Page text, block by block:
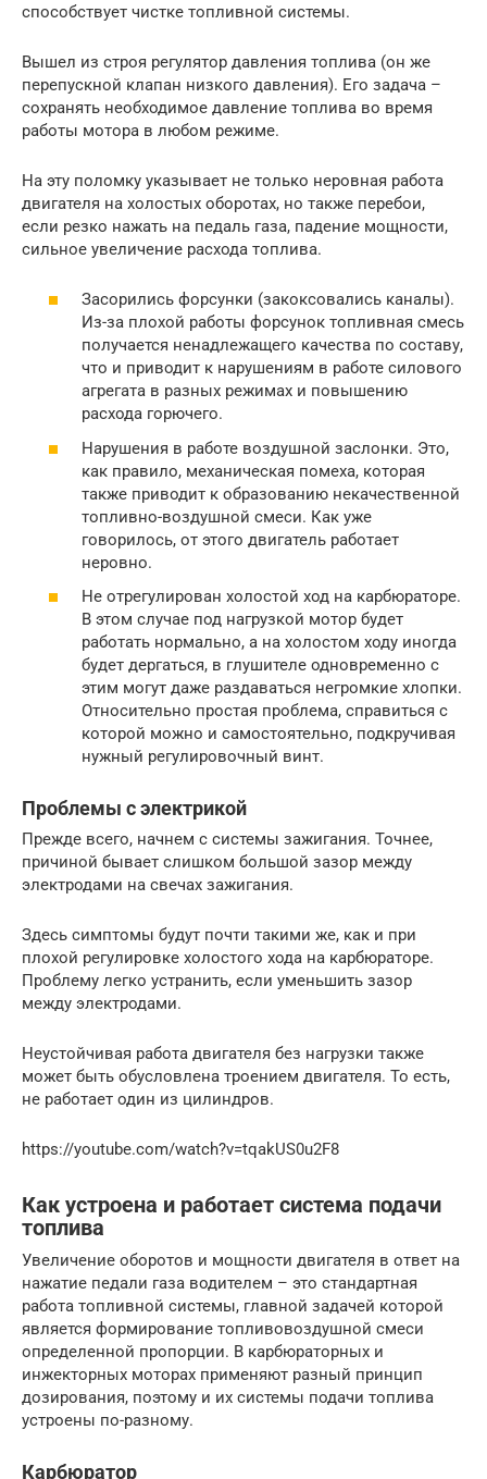
способствует чистке топливной системы.
Вышел из строя регулятор давления топлива (он же
перепускной клапан низкого давления). Его задача –
сохранять необходимое давление топлива во время
работы мотора в любом режиме.
На эту поломку указывает не только неровная работа
двигателя на холостых оборотах, но также перебои,
если резко нажать на педаль газа, падение мощности,
сильное увеличение расхода топлива.
Засорились форсунки (закоксовались каналы).
Из-за плохой работы форсунок топливная смесь
получается ненадлежащего качества по составу,
что и приводит к нарушениям в работе силового
агрегата в разных режимах и повышению
расхода горючего.
Нарушения в работе воздушной заслонки. Это,
как правило, механическая помеха, которая
также приводит к образованию некачественной
топливно-воздушной смеси. Как уже
говорилось, от этого двигатель работает
неровно.
Не отрегулирован холостой ход на карбюраторе.
В этом случае под нагрузкой мотор будет
работать нормально, а на холостом ходу иногда
будет дергаться, в глушителе одновременно с
этим могут даже раздаваться негромкие хлопки.
Относительно простая проблема, справиться с
которой можно и самостоятельно, подкручивая
нужный регулировочный винт.
Проблемы с электрикой
Прежде всего, начнем с системы зажигания. Точнее,
причиной бывает слишком большой зазор между
электродами на свечах зажигания.
Здесь симптомы будут почти такими же, как и при
плохой регулировке холостого хода на карбюраторе.
Проблему легко устранить, если уменьшить зазор
между электродами.
Неустойчивая работа двигателя без нагрузки также
может быть обусловлена троением двигателя. То есть,
не работает один из цилиндров.
https://youtube.com/watch?v=tqakUS0u2F8
Как устроена и работает система подачи
топлива
Увеличение оборотов и мощности двигателя в ответ на
нажатие педали газа водителем – это стандартная
работа топливной системы, главной задачей которой
является формирование топливовоздушной смеси
определенной пропорции. В карбюраторных и
инжекторных моторах применяют разный принцип
дозирования, поэтому и их системы подачи топлива
устроены по-разному.
Карбюратор